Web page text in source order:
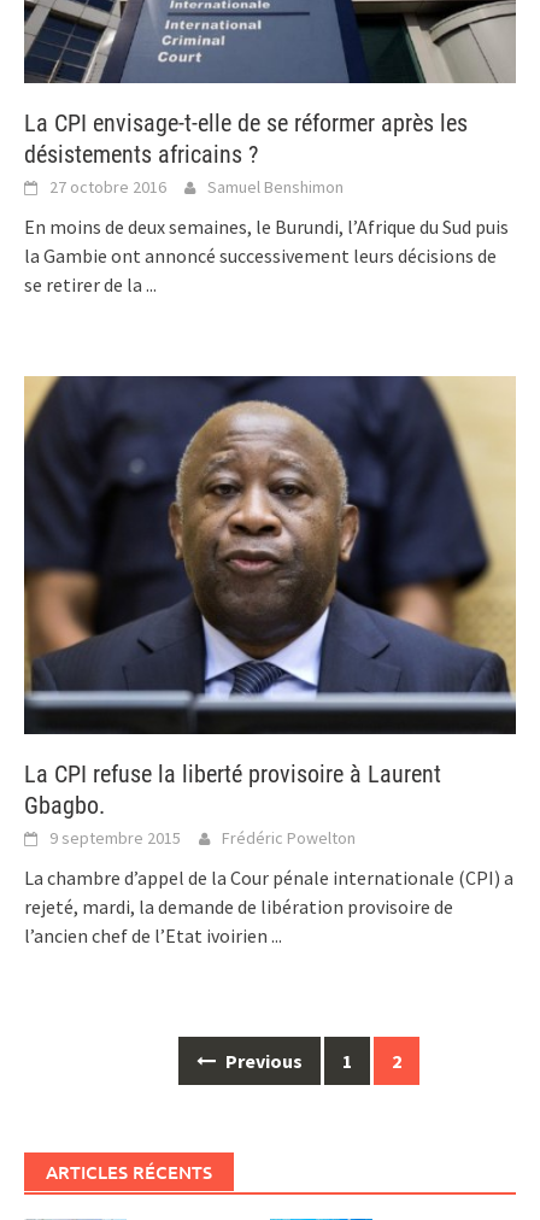
La CPI envisage-t-elle de se réformer après les
désistements africains ?
27 octobre 2016 Samuel Benshimon
En moins de deux semaines, le Burundi, l’Afrique du Sud puis
la Gambie ont annoncé successivement leurs décisions de
se retirer de la ...
La CPI refuse la liberté provisoire à Laurent
Gbagbo.
9 septembre 2015 Frédéric Powelton
La chambre d’appel de la Cour pénale internationale (CPI) a
rejeté, mardi, la demande de libération provisoire de
l’ancien chef de l’Etat ivoirien ...
Previous 1 2
ARTICLES RÉCENTS